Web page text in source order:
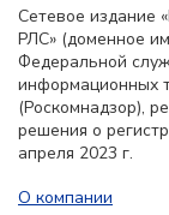
Сетевое издание
РЛС» (доменное
Федеральной
информационных
(Роскомнадзор),
решения о
апреля 2023 г.
О компании